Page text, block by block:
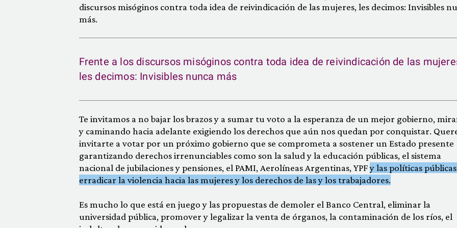
discursos misóginos contra toda idea de reivindicación de las mujeres, les decimos: Invisibles
más.
Frente a los discursos misóginos contra toda idea de reivindicación de las
les decimos: Invisibles nunca más
Te invitamos a no bajar los brazos y a sumar tu voto a la esperanza de un mejor gobierno,
y caminando hacia adelante exigiendo los derechos que aún nos quedan por conquistar.
invitarte a votar por un próximo gobierno que se comprometa a sostener un Estado presente
garantizando derechos irrenunciables como son la salud y la educación públicas, el sistema
nacional de jubilaciones y pensiones, el PAMI, Aerolíneas Argentinas, YPFy las políticas
erradicar la violencia hacia las mujeres y los derechos de las y los trabajadores.
Es mucho lo que está en juego y las propuestas de demoler el Banco Central, eliminar la
universidad pública, promover y legalizar la venta de órganos, la contaminación de los ríos, el